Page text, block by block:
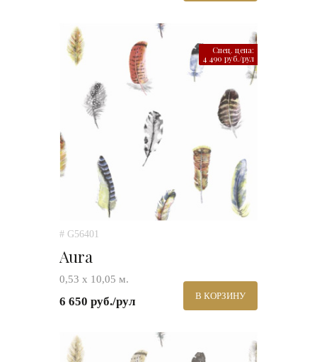
Спец. цена:
4 490 руб./рул
# G56401
Aura
0,53 х 10,05 м.
6 650 руб./рул В КОРЗИНУ